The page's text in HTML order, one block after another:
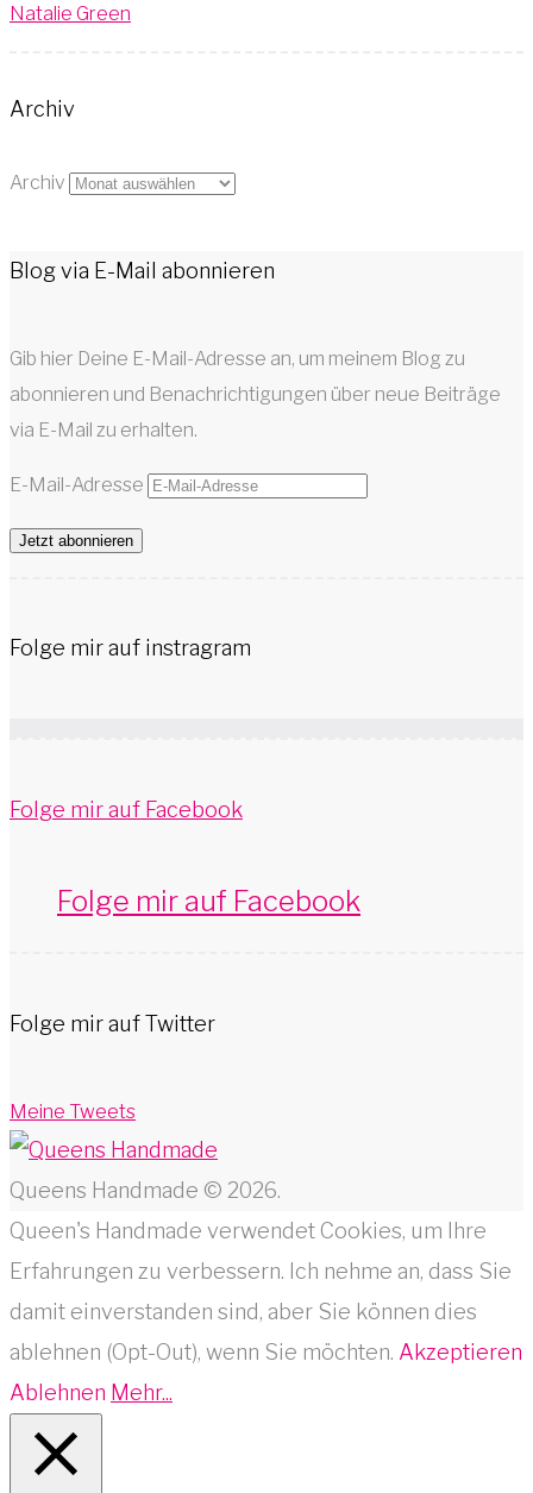
Natalie Green
Archiv
Archiv
Blog via E-Mail abonnieren
Gib hier Deine E-Mail-Adresse an, um meinem Blog zu
abonnieren und Benachrichtigungen über neue Beiträge
via E-Mail zu erhalten.
E-Mail-Adresse
Jetzt abonnieren
Folge mir auf instragram
Folge mir auf Facebook
Folge mir auf Facebook
Folge mir auf Twitter
Meine Tweets
Queens Handmade © 2026.
Queen's Handmade verwendet Cookies, um Ihre
Erfahrungen zu verbessern. Ich nehme an, dass Sie
damit einverstanden sind, aber Sie können dies
ablehnen (Opt-Out), wenn Sie möchten. Akzeptieren
Ablehnen Mehr...